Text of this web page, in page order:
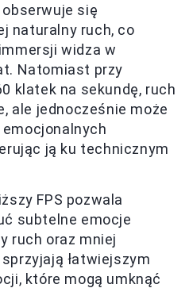
się
naturalny ruch, co
widza w
Natomiast przy
klatek na sekundę, ruch
ale jednocześnie może
ją ku technicznym
FPS pozwala
subtelne emocje
ruch oraz mniej
łatwiejszym
które mogą umknąć